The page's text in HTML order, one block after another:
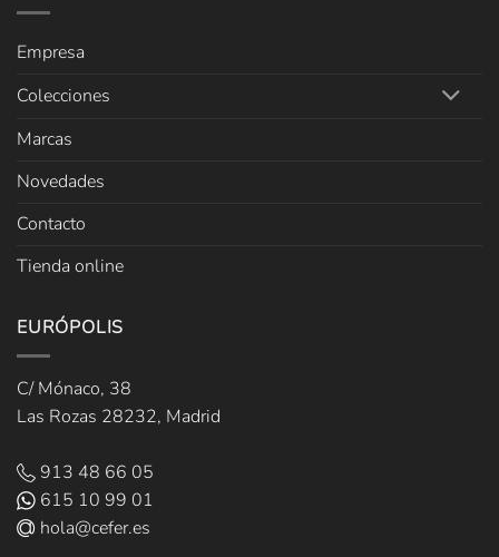
Empresa
Colecciones
Marcas
Novedades
Contacto
Tienda online
EURÓPOLIS
C/ Mónaco, 38
Las Rozas 28232, Madrid
913 48 66 05
615 10 99 01
hola@cefer.es